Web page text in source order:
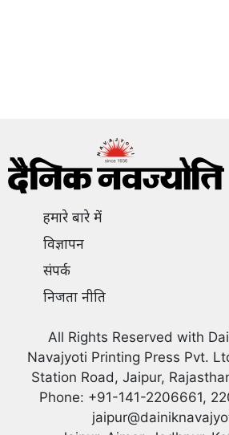
हमारे बारे में
विज्ञापन
संपर्क
निजता नीति
All Rights Reserved with
Navajyoti Printing Press Pvt.
Station Road, Jaipur,
Phone: +91-141-2206661,